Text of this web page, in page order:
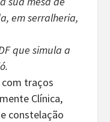
em serralheria,
que simula a
traços
Clínica,
constelação